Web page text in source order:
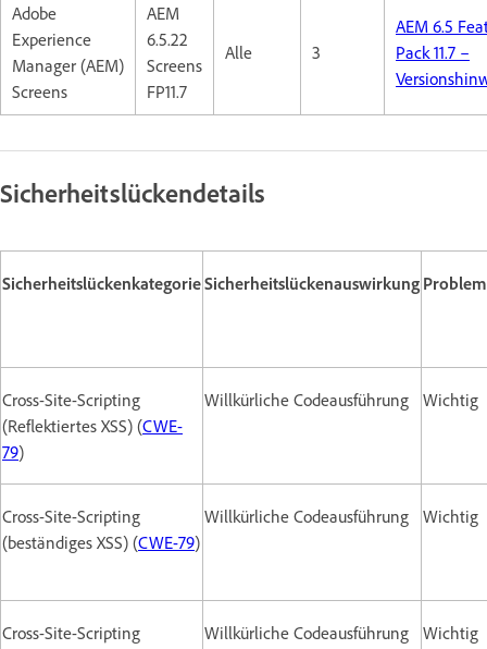
Adobe
Experience
Manager (AEM)
Screens
AEM
6.5.22
Screens
FP11.7
Alle 3
AEM 6.5
Pack 11.7 –
Sicherheitslückendetails
SicherheitslückenkategorieSicherheitslückenauswirkung
Cross-Site-Scripting
(Reflektiertes XSS) (CWE-
79)
Willkürliche Codeausführung Wichtig
Cross-Site-Scripting
(beständiges XSS) (CWE-79)
Willkürliche Codeausführung Wichtig
Cross-Site-Scripting
Willkürliche Codeausführung Wichtig